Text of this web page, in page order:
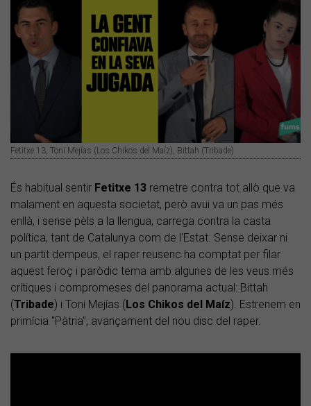
Fetitxe 13, Toni Mejías (Los Chikos del Maíz), Bittah (Tribade)
És habitual sentir Fetitxe 13 remetre contra tot allò que va
malament en aquesta societat, però avui va un pas més
enllà, i sense pèls a la llengua, carrega contra la casta
política, tant de Catalunya com de l'Estat. Sense deixar ni
un partit dempeus, el raper reusenc ha comptat per filar
aquest feroç i paròdic tema amb algunes de les veus més
crítiques i compromeses del panorama actual: Bittah
(Tribade) i Toni Mejías (Los Chikos del Maíz). Estrenem en
primícia "Pàtria", avançament del nou disc del raper.